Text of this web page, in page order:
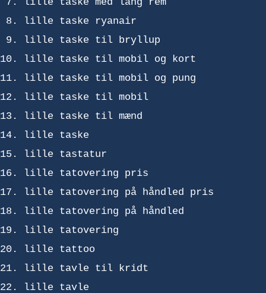
lille taske ryanair
lille taske til bryllup
lille taske til mobil og kort
lille taske til mobil og pung
lille taske til mobil
lille taske til mænd
lille taske
lille tastatur
lille tatovering pris
lille tatovering på håndled pris
lille tatovering på håndled
lille tatovering
lille tattoo
lille tavle til kridt
lille tavle